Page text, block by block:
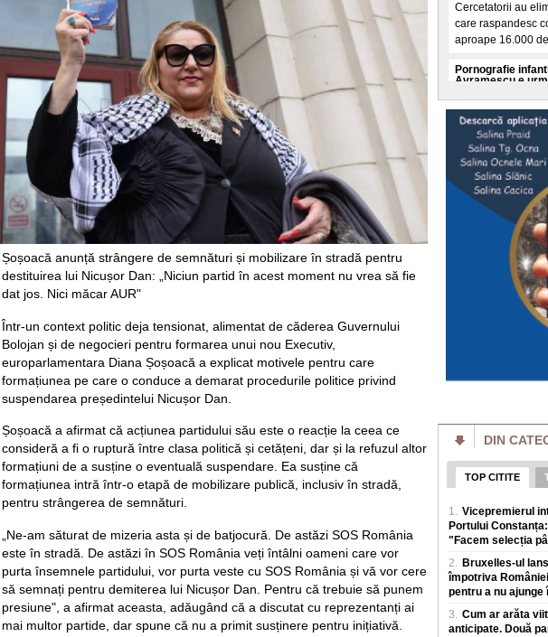
Șoșoacă anunță strângere de semnături și mobilizare în stradă pentru
destituirea lui Nicușor Dan: „Niciun partid în acest moment nu vrea să fie
dat jos. Nici măcar AUR"
Într-un context politic deja tensionat, alimentat de căderea Guvernului
Bolojan și de negocieri pentru formarea unui nou Executiv,
europarlamentara Diana Șoșoacă a explicat motivele pentru care
formațiunea pe care o conduce a demarat procedurile politice privind
suspendarea președintelui Nicușor Dan.
Șoșoacă a afirmat că acțiunea partidului său este o reacție la ceea ce
consideră a fi o ruptură între clasa politică și cetățeni, dar și la refuzul altor
formațiuni de a susține o eventuală suspendare. Ea susține că
formațiunea intră într-o etapă de mobilizare publică, inclusiv în stradă,
pentru strângerea de semnături.
„Ne-am săturat de mizeria asta și de batjocură. De astăzi SOS România
este în stradă. De astăzi în SOS România veți întâlni oameni care vor
purta însemnele partidului, vor purta veste cu SOS România și vă vor cere
să semnați pentru demiterea lui Nicușor Dan. Pentru că trebuie să punem
presiune", a afirmat aceasta, adăugând că a discutat cu reprezentanți ai
mai multor partide, dar spune că nu a primit susținere pentru inițiativă.
Cercetatorii au
care raspandesc
aproape 16.000
Pornografie
Avramescu e
Fostul consilier
dosar de
DIICOT, care l-au
Nicușor Dan
"Amendamentul
salariu de la
Președintele
de viața,
avere și de
Modelele
oamenii să
Cele mai recente
ingrijorarile ca
pentru o
Cât zahăr are un
Care îngrașă
grame zahar. Cam
Intrebarea cheie:
apa Dunării?
Conform datelor
centrelor de date
Serbia - deci din
Un porumbel a
în Franța. Peste
„Este extrem de
Un porumbel care
incendiu de
francez
DIN
TOP CITITE
1. Vicepremierul
Portului
"Facem selecția
2. Bruxelles-ul
împotriva
pentru a nu
3. Cum ar arăta
anticipate. Două